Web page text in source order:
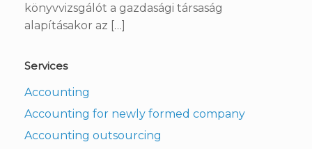
könyvvizsgálót a gazdasági társaság
alapításakor az […]
Services
Accounting
Accounting for newly formed company
Accounting outsourcing